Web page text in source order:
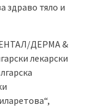
здраво тяло и
ДЕРМА &
лекарски